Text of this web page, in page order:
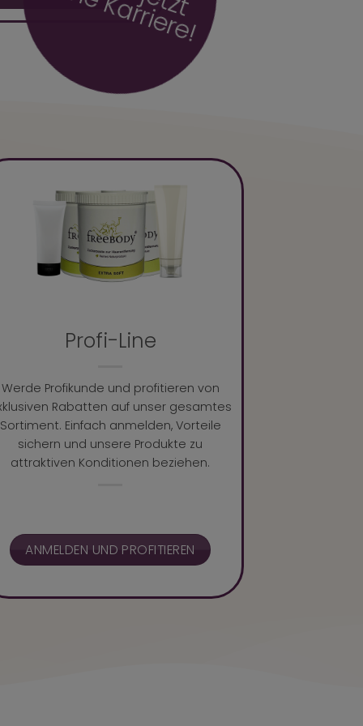
Profi-Line
Werde Profikunde und profitieren von
Rabatten auf unser gesamtes
Sortiment. Einfach anmelden, Vorteile
sichern und unsere Produkte zu
attraktiven Konditionen beziehen.
ANMELDEN UND PROFITIEREN